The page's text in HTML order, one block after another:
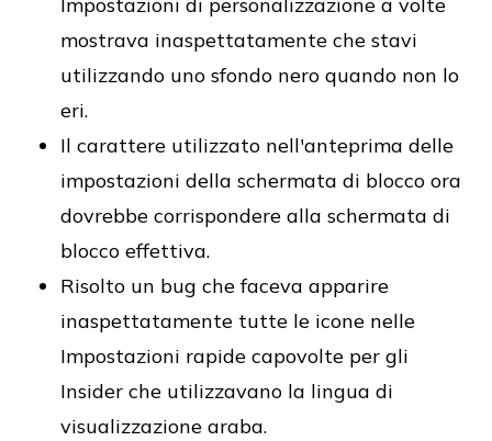
Impostazioni di personalizzazione a volte
mostrava inaspettatamente che stavi
utilizzando uno sfondo nero quando non lo
eri.
Il carattere utilizzato nell'anteprima delle
impostazioni della schermata di blocco ora
dovrebbe corrispondere alla schermata di
blocco effettiva.
Risolto un bug che faceva apparire
inaspettatamente tutte le icone nelle
Impostazioni rapide capovolte per gli
Insider che utilizzavano la lingua di
visualizzazione araba.